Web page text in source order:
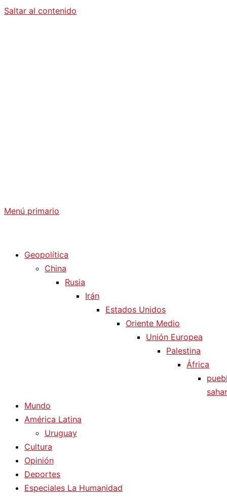
Saltar al contenido
Menú primario
Geopolítica
China
Rusia
Irán
Estados Unidos
Oriente Medio
Unión Europea
Palestina
África
Mundo
América Latina
Uruguay
Cultura
Opinión
Deportes
Especiales La Humanidad